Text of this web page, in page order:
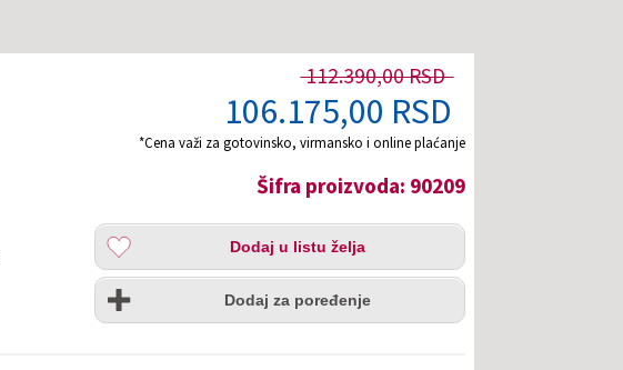
112.390,00 RSD
106.175,00 RSD
*Cena važi za gotovinsko, virmansko i online plaćanje
Šifra proizvoda: 90209
Dodaj
listu
želja
Dodaj u listu želja
Uporedi
Dodaj za poređenje